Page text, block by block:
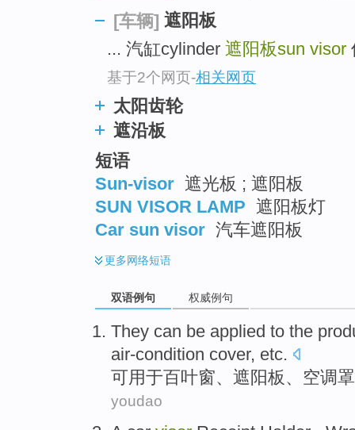
[车辆] 遮阳板
... 汽缸cylinder 遮阳板sun visor
基于2个网页-相关网页
太阳齿轮
遮沿板
短语
Sun-visor 遮光板 ; 遮阳板
SUN VISOR LAMP 遮阳板灯
Car sun visor 汽车遮阳板
更多网络短语
双语例句 权威例句
They can be applied to the
air-condition cover, etc.
可用于百叶窗、 遮阳板 、 空调罩
youdao